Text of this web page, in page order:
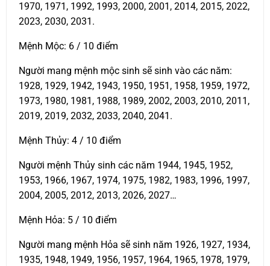
1970, 1971, 1992, 1993, 2000, 2001, 2014, 2015, 2022,
2023, 2030, 2031.
Mệnh Mộc: 6 / 10 điểm
Người mang mệnh mộc sinh sẽ sinh vào các năm:
1928, 1929, 1942, 1943, 1950, 1951, 1958, 1959, 1972,
1973, 1980, 1981, 1988, 1989, 2002, 2003, 2010, 2011,
2019, 2019, 2032, 2033, 2040, 2041.
Mệnh Thủy: 4 / 10 điểm
Người mệnh Thủy sinh các năm 1944, 1945, 1952,
1953, 1966, 1967, 1974, 1975, 1982, 1983, 1996, 1997,
2004, 2005, 2012, 2013, 2026, 2027…
Mệnh Hỏa: 5 / 10 điểm
Người mang mệnh Hỏa sẽ sinh năm 1926, 1927, 1934,
1935, 1948, 1949, 1956, 1957, 1964, 1965, 1978, 1979,